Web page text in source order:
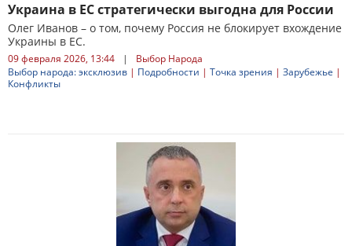
Украина в ЕС стратегически выгодна для России
Олег Иванов – о том, почему Россия не блокирует вхождение
Украины в ЕС.
09 февраля 2026, 13:44 |
Выбор Народа
Выбор народа: эксклюзив | Подробности | Точка зрения | Зарубежье |
Конфликты